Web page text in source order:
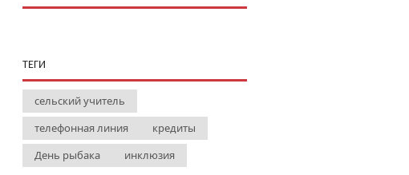
ТЕГИ
сельский учитель
телефонная линия
кредиты
День рыбака
инклюзия